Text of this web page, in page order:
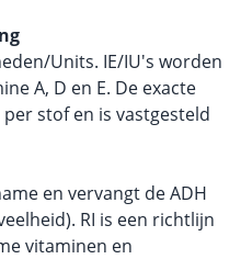
Units. IE/IU's worden
A, D en E. De exacte
stof en is vastgesteld
en vervangt de ADH
RI is een richtlijn
vitaminen en